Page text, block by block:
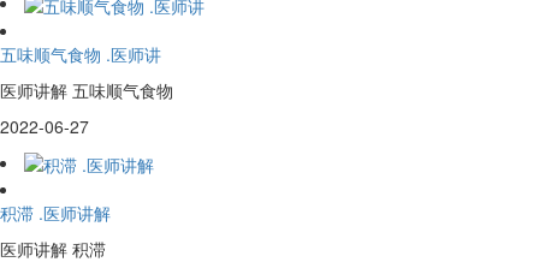
五味顺气食物 .医师讲
医师讲解 五味顺气食物
2022-06-27
积滞 .医师讲解
医师讲解 积滞